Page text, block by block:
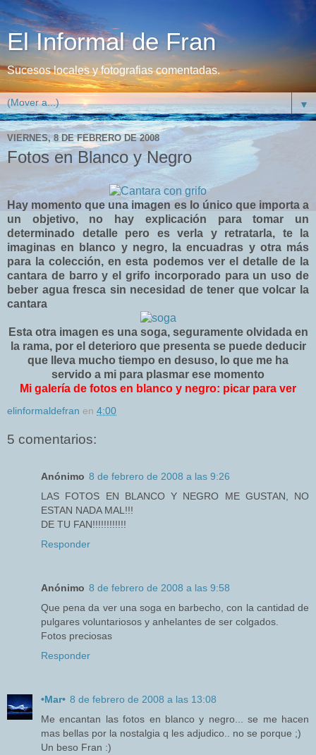
El Informal de Fran
Sucesos locales y fotografias comentadas.
▼
VIERNES, 8 DE FEBRERO DE 2008
Fotos en Blanco y Negro
Hay momento que una imagen es lo único que importa a
un objetivo, no hay explicación para tomar un
determinado detalle pero es verla y retratarla, te la
imaginas en blanco y negro, la encuadras y otra más
para la colección, en esta podemos ver el detalle de la
cantara de barro y el grifo incorporado para un uso de
beber agua fresca sin necesidad de tener que volcar la
cantara
Esta otra imagen es una soga, seguramente olvidada en
la rama, por el deterioro que presenta se puede deducir
que lleva mucho tiempo en desuso, lo que me ha
servido a mi para plasmar ese momento
Mi galería de fotos en blanco y negro: picar para ver
elinformaldefran en 4:00
5 comentarios:
Anónimo 8 de febrero de 2008 a las 9:26
LAS FOTOS EN BLANCO Y NEGRO ME GUSTAN, NO
ESTAN NADA MAL!!!
DE TU FAN!!!!!!!!!!!!
Responder
Anónimo 8 de febrero de 2008 a las 9:58
Que pena da ver una soga en barbecho, con la cantidad de
pulgares voluntariosos y anhelantes de ser colgados.
Fotos preciosas
Responder
•Mar• 8 de febrero de 2008 a las 13:08
Me encantan las fotos en blanco y negro... se me hacen
mas bellas por la nostalgia q les adjudico.. no se porque ;)
Un beso Fran :)